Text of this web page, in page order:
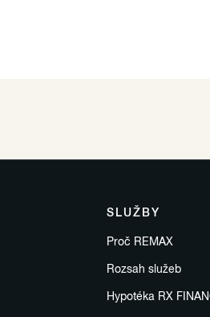
SLUŽBY
Proč REMAX
Rozsah služeb
Hypotéka RX